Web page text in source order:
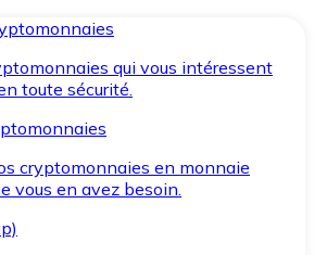
qui vous intéressent
toute sécurité.
cryptomonnaies en monnaie
vous en avez besoin.